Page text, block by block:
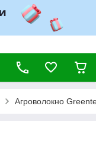
Агроволокно